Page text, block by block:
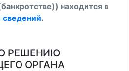
находится в
сведений.
РЕШЕНИЮ
ОРГАНА